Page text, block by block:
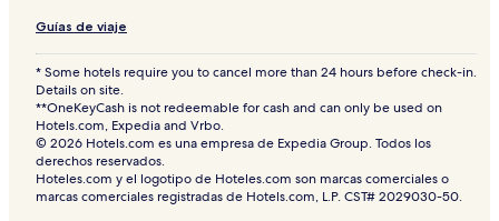
Guías de viaje
* Some hotels require you to cancel more than 24 hours before check-in.
Details on site.
**OneKeyCash is not redeemable for cash and can only be used on
Hotels.com, Expedia and Vrbo.
© 2026 Hotels.com es una empresa de Expedia Group. Todos los
derechos reservados.
Hoteles.com y el logotipo de Hoteles.com son marcas comerciales o
marcas comerciales registradas de Hotels.com, L.P. CST# 2029030-50.